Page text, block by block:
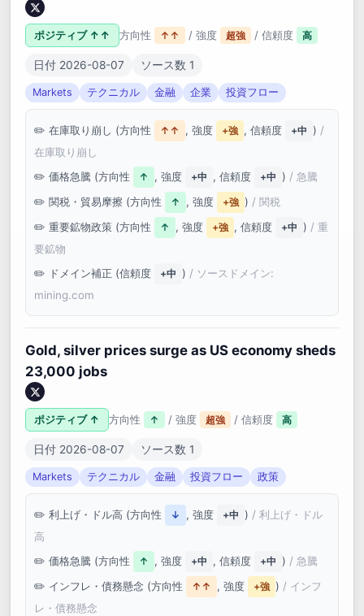
ポジティブ ↑↑ 方向性 ↑↑ / 強度 超強 / 信頼度 高
日付 2026-08-07 ソース数 1
Markets テクニカル 金融 企業 投資フロー
在庫取り崩し (方向性 ↑↑ , 強度 +強 , 信頼度 +中 ) /
在庫取り崩し
価格急騰 (方向性
↑ , 強度 +中 , 信頼度 +中 ) / 急騰
関税・貿易摩擦 (方向性
↑ , 強度 +強 ) / 関税
重要鉱物政策 (方向性
↑ , 強度 +強 , 信頼度 +中 ) / 重
要鉱物
ドメイン補正 (信頼度
+中 ) / ソースドメイン:
mining.com
Gold, silver prices surge as US economy sheds
23,000 jobs
ポジティブ ↑ 方向性 ↑ / 強度 超強 / 信頼度 高
日付 2026-08-07 ソース数 1
Markets テクニカル 金融 投資フロー 政策
利上げ・ドル高 (方向性 ↓ , 強度 +中 ) / 利上げ・ドル
高
価格急騰 (方向性
↑ , 強度 +中 , 信頼度 +中 ) / 急騰
インフレ・債務懸念 (方向性
↑↑ , 強度 +強 ) / インフ
レ・債務懸念